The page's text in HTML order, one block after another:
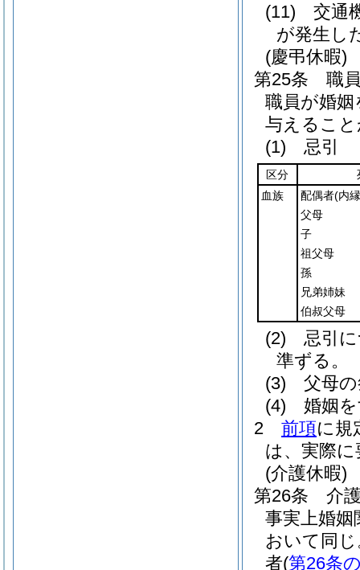
(11)
交通
が発生し
(慶弔休暇)
第25条
職
職員が婚
与えるこ
(1)
忌引
区分
血族
配偶者(内
父母
子
祖父母
孫
兄弟姉妹
伯叔父母
(2)
忌引
準ずる。
(3)
父母
(4)
婚姻
2
前項に規
は、実際
(介護休暇)
第26条
介
事実上婚
おいて同じ
者(第26条